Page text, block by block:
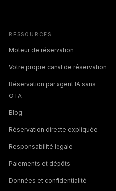
RESSOURCES
Moteur de réservation
Votre propre canal de réservation
Réservation par agent IA sans
OTA
Blog
Réservation directe expliquée
Responsabilité légale
Paiements et dépôts
Données et confidentialité